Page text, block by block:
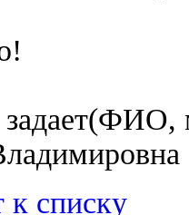
к списку